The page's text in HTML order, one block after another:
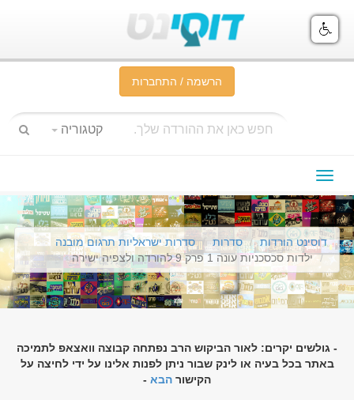
הרשמה / התחברות
קטגוריה
תפריט
ניווט
דוסינט הורדות סדרות
סדרות ישראליות תרגום מובנה
ילדות סכסכניות עונה 1 פרק 9 להורדה ולצפיה ישירה
- גולשים יקרים: לאור הביקוש הרב נפתחה קבוצה וואצאפ לתמיכה
באתר בכל בעיה או לינק שבור ניתן לפנות אלינו על ידי לחיצה על
הקישור הבא -